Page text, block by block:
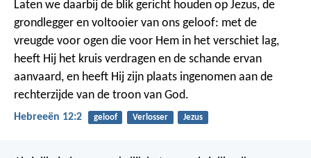
Laten we daarbij de blik gericht houden op Jezus, de
grondlegger en voltooier van ons geloof: met de
vreugde voor ogen die voor Hem in het verschiet lag,
heeft Hij het kruis verdragen en de schande ervan
aanvaard, en heeft Hij zijn plaats ingenomen aan de
rechterzijde van de troon van God.
Hebreeën 12:2 geloof Verlosser Jezus